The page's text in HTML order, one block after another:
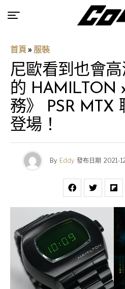
首頁 » 服裝
尼歐看到也會
的 HAMILTON
務》 PSR MTX
登場！
By Eddy 發布日期 2021-